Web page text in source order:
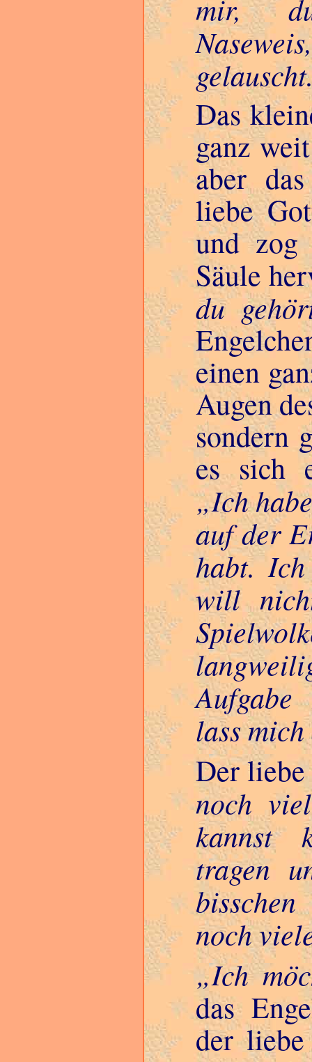
mir,
gelauscht.
Das
ganz
aber
liebe
und zog
Säule
du
einen
Augen
sondern
es sich
Ich
auf der
habt.
will
lass
Der
noch
kannst
tragen
noch
Ich
das
der